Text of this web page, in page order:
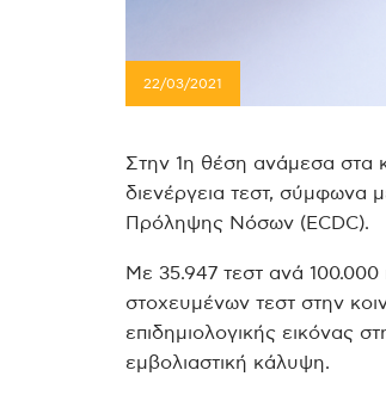
22/03/2021
Στην 1η θέση ανάμεσα στα
διενέργεια τεστ, σύμφωνα
Πρόληψης Νόσων (ECDC).
Με 35.947 τεστ ανά 100.000
στοχευμένων τεστ στην
επιδημιολογικής εικόνας
εμβολιαστική κάλυψη.